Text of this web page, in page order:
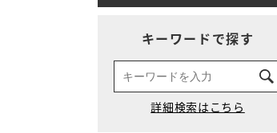
キーワードで探す